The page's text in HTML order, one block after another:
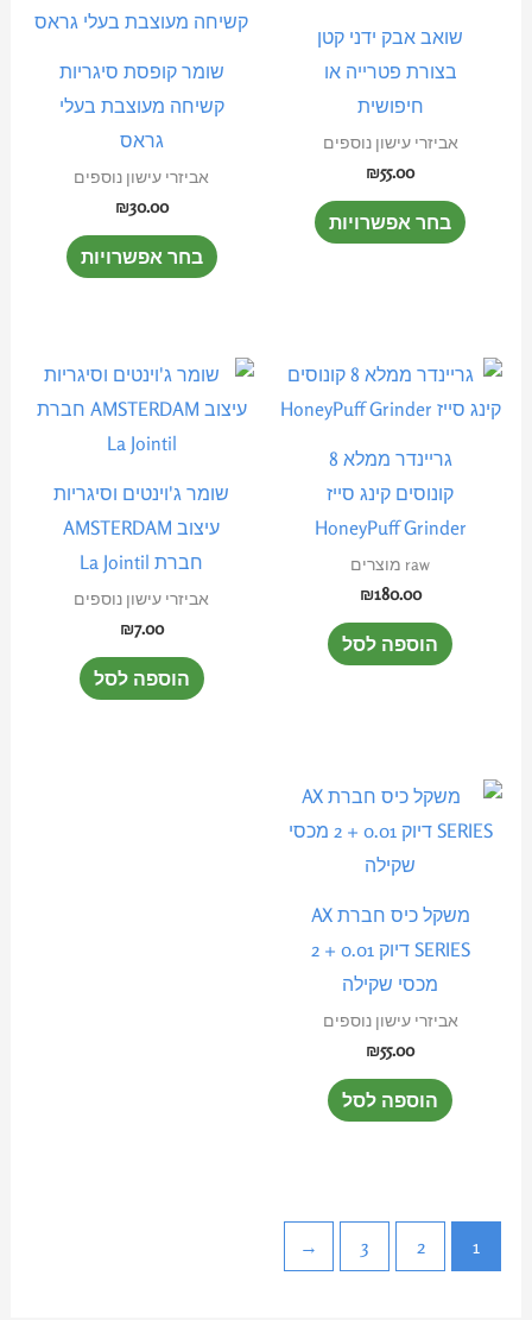
שואב אבק ידני קטן
בצורת פטרייה או
חיפושית
אביזרי עישון נוספים
₪55.00
בחר אפשרויות את
שומר קופסת סיגריות
קשיחה מעוצבת בעלי
גראס
אביזרי עישון נוספים
₪30.00
בחר אפשרויות
זה
גריינדר ממלא 8
קונוסים קינג סייז
HoneyPuff Grinder
raw מוצרים
₪180.00
הוספה לסל
שומר ג'וינטים וסיגריות
עיצוב AMSTERDAM
חברת La Jointil
אביזרי עישון נוספים
₪7.00
הוספה לסל
משקל כיס חברת AX
SERIES דיוק 0.01 + 2
מכסי שקילה
אביזרי עישון נוספים
₪55.00
הוספה לסל
1
2
3
←